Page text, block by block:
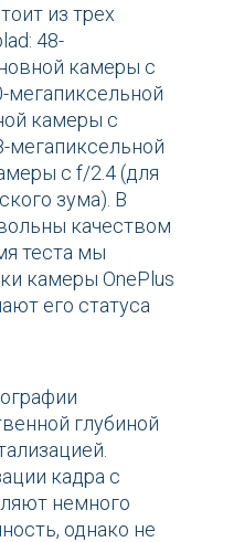
из трех
48-
камеры с
мегапиксельной
камеры с
мегапиксельной
с f/2.4 (для
зума). В
качеством
теста мы
камеры OnePlus
его статуса
глубиной
кадра с
немного
однако не